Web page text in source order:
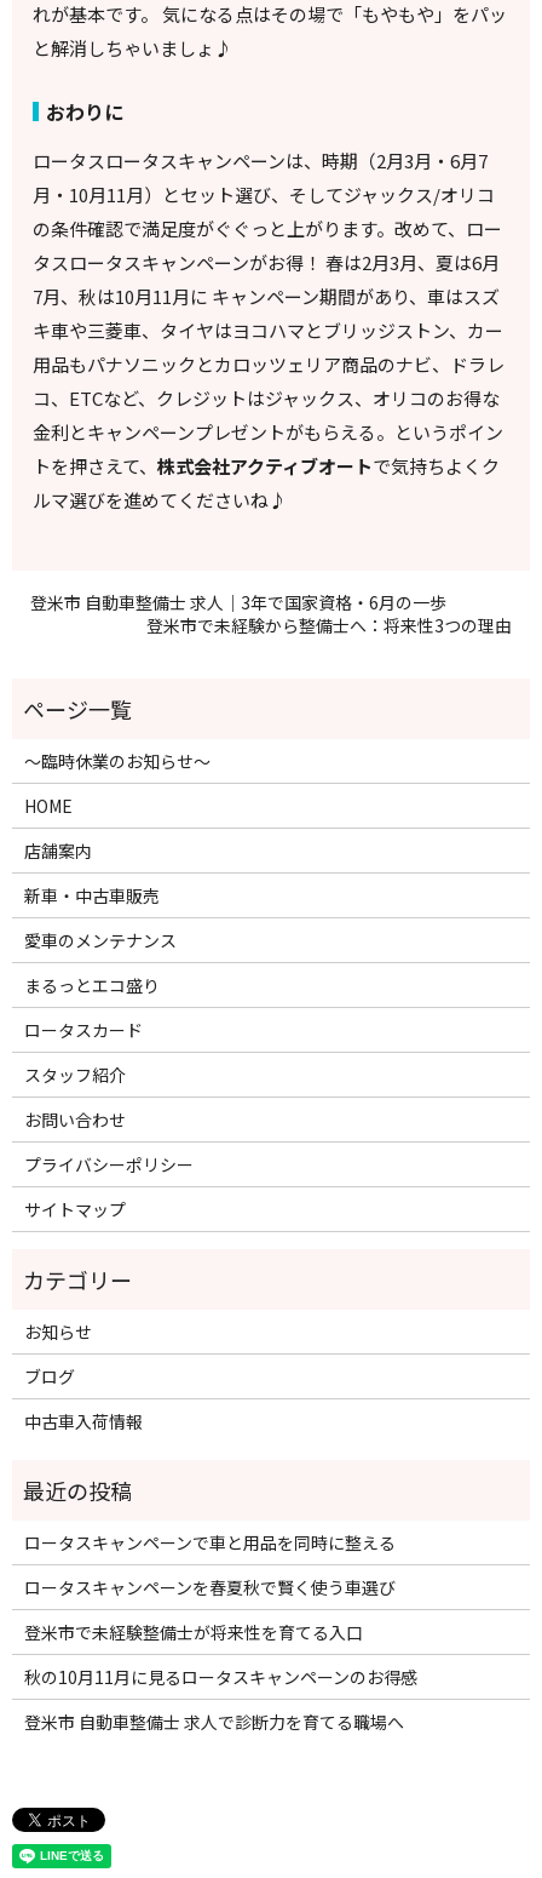
れが基本です。 気になる点はその場で「もやもや」をパッ
と解消しちゃいましょ♪
おわりに
ロータスロータスキャンペーンは、時期（2月3月・6月7
月・10月11月）とセット選び、そしてジャックス/オリコ
の条件確認で満足度がぐぐっと上がります。改めて、ロー
タスロータスキャンペーンがお得！ 春は2月3月、夏は6月
7月、秋は10月11月に キャンペーン期間があり、車はスズ
キ車や三菱車、タイヤはヨコハマとブリッジストン、カー
用品もパナソニックとカロッツェリア商品のナビ、ドラレ
コ、ETCなど、クレジットはジャックス、オリコのお得な
金利とキャンペーンプレゼントがもらえる。というポイン
トを押さえて、株式会社アクティブオートで気持ちよくク
ルマ選びを進めてくださいね♪
登米市 自動車整備士 求人｜3年で国家資格・6月の一歩
登米市で未経験から整備士へ：将来性3つの理由
～臨時休業のお知らせ～
HOME
店舗案内
新車・中古車販売
愛車のメンテナンス
まるっとエコ盛り
ロータスカード
スタッフ紹介
お問い合わせ
プライバシーポリシー
サイトマップ
お知らせ
ブログ
中古車入荷情報
ロータスキャンペーンで車と用品を同時に整える
ロータスキャンペーンを春夏秋で賢く使う車選び
登米市で未経験整備士が将来性を育てる入口
秋の10月11月に見るロータスキャンペーンのお得感
登米市 自動車整備士 求人で診断力を育てる職場へ